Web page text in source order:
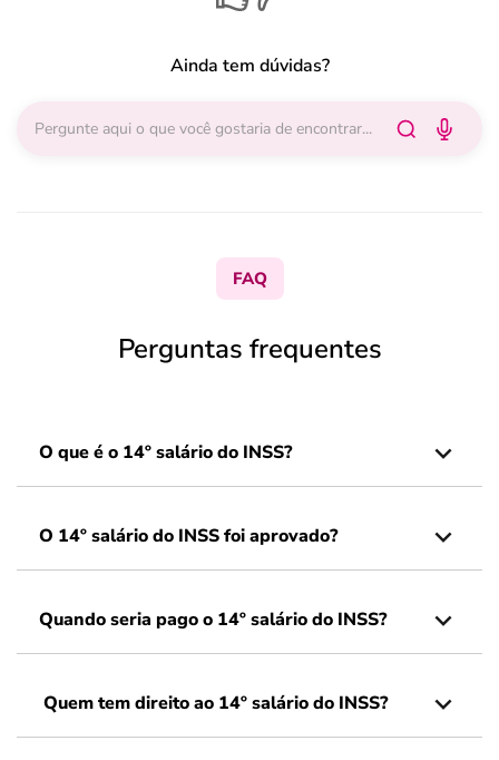
Ainda tem dúvidas?
FAQ
Perguntas frequentes
O que é o 14º salário do INSS?
O 14º salário do INSS foi aprovado?
Quando seria pago o 14º salário do INSS?
Quem tem direito ao 14º salário do INSS?